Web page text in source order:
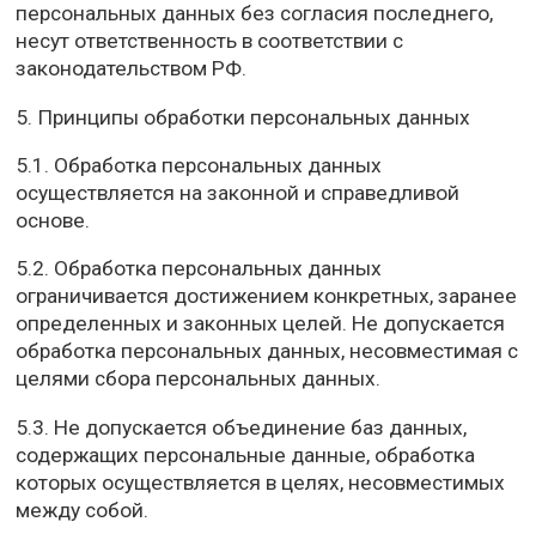
персональных данных без согласия последнего,
несут ответственность в соответствии с
законодательством РФ.
5. Принципы обработки персональных данных
5.1. Обработка персональных данных
осуществляется на законной и справедливой
основе.
5.2. Обработка персональных данных
ограничивается достижением конкретных, заранее
определенных и законных целей. Не допускается
обработка персональных данных, несовместимая с
целями сбора персональных данных.
5.3. Не допускается объединение баз данных,
содержащих персональные данные, обработка
которых осуществляется в целях, несовместимых
между собой.